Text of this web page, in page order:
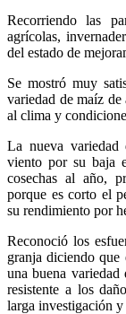
Recorriendo las
agrícolas,
del estado de
Se mostró muy
variedad de maíz
al clima y
La nueva
viento por su baja
cosechas al año,
porque es corto el
su rendimiento por
Reconoció los
granja diciendo
una buena
resistente a los
larga investigación y